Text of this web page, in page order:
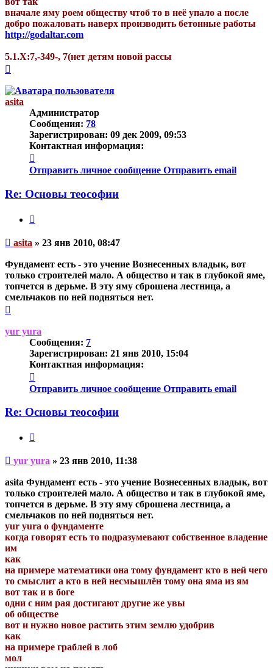
вначале яму роем обществу чтоб то в неё упало а после
добро пожаловать наверх производить бетонные работы
http://godaltar.com
5.1.Х:7,-349-, 7(нет детям новой рассы
началу
asita
Администратор
Сообщения: 78
Зарегистрирован: 09 дек 2009, 09:53
Контактная информация:
информация
пользователя
Отправить личное сообщение Отправить email
Re: Основы теософии
Непрочитанное
asita » 23 янв 2010, 08:47
Фундамент есть - это учение Вознесенных владык, вот
только строителей мало. А общество и так в глубокой яме,
топчется в дерьме. В эту яму сброшена лестница, а
смельчаков по ней подняться нет.
началу
yur yura
Сообщения: 7
Зарегистрирован: 21 янв 2010, 15:04
Контактная информация:
информация
пользователя
yura
Отправить личное сообщение Отправить email
Re: Основы теософии
Непрочитанное
сообщение
yur yura » 23 янв 2010, 11:38
asita Фундамент есть - это учение Вознесенных владык, вот
только строителей мало. А общество и так в глубокой яме,
топчется в дерьме. В эту яму сброшена лестница, а
смельчаков по ней подняться нет.
yur yura о фундаменте
когда говорят есть то подразумевают собственное владение
им
как
на примере математики она тому фундамент кто в ней чего
то смыслит а кто в ней несмышлён тому она яма из ям
вот так и в боге
одни с ним рая достигают другие же увы
об обществе
вот и нужно новое растить этим землю удобрив
как
на примере граблей в лоб
мол